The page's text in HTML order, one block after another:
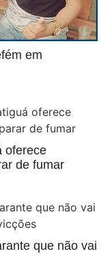
em
oferece
de fumar
que não vai